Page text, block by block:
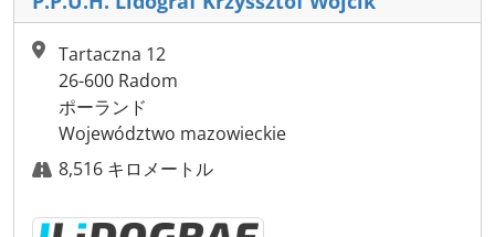
Tartaczna 12
26-600 Radom
ポーランド
Województwo mazowieckie
8,516 キロメートル